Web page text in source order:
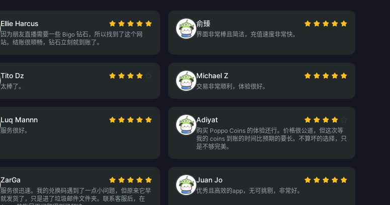
Ellie Harcus
因为朋友直播需要一些 Bigo 钻石，所以找到了这个网
站。结账很顺畅，钻石立刻就到账了。
俞臻
界面非常棒且简洁，充值速度非常快。
Tito Dz
太棒了。
Michael Z
交易非常顺利，体验很好。
Luq Mannn
服务很好。
Adiyat
购买 Poppo Coins 的体验还行。价格很公道，但这次等
我的 coins 到账的时间比预期的要长。不算坏的选择，只
是不够完美。
ZarGa
服务很迅速。我的兑换码遇到了一点小问题，但原来它早
就发货了，只是进了垃圾邮件文件夹。联系客服后，在
Juan Jo
优秀且高效的app，无可挑剔，非常好。